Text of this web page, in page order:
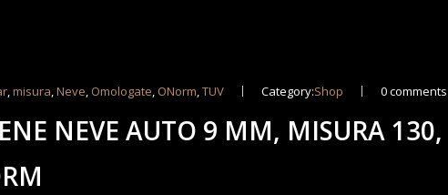
,misura ,Neve Omologate ONorm ,TUV Category:Shop 0 comments
NEVE AUTO 9 MM, MISURA 130,